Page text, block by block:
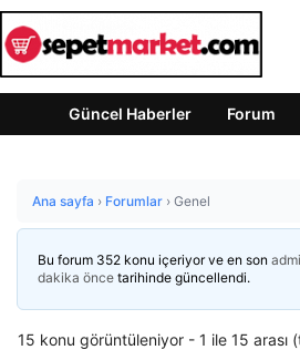
Güncel Haberler Forum
Ana sayfa › Forumlar › Genel
Bu forum 352 konu içeriyor ve en son
dakika önce tarihinde güncellendi.
15 konu görüntüleniyor - 1 ile 15 arası